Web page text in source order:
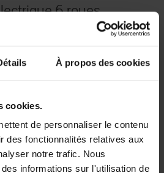
À propos des cookies
cookies.
de personnaliser le contenu
des fonctionnalités relatives aux
notre trafic. Nous
informations sur l'utilisation de
6 roues
Paiement sécurisé